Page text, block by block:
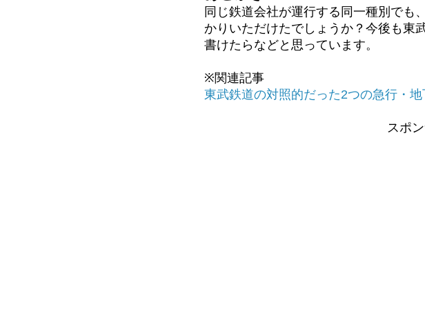
同じ鉄道会社が運行する同一種別でも
かりいただけたでしょうか？今後も東
書けたらなどと思っています。
※関連記事
東武鉄道の対照的だった2つの急行・地
スポ